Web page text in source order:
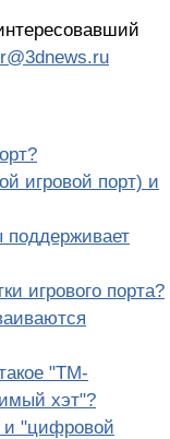
игровой порт) и
поддерживает
игрового порта?
"ТМ-
хэт"?
и "цифровой